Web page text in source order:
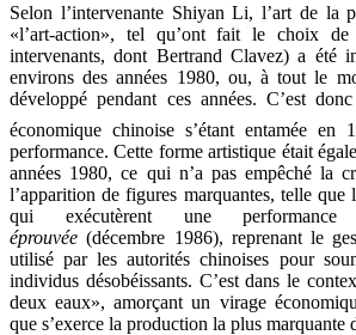
Selon l’intervenante Shiyan Li, l’art de la
«l’art-action», tel qu’ont fait le choix de
intervenants, dont Bertrand Clavez) a été
environs des années 1980, ou, à tout le
développé pendant ces années. C’est
économique chinoise s’étant entamée en
performance. Cette forme artistique était
années 1980, ce qui n’a pas empêché la
l’apparition de figures marquantes, telle
qui exécutèrent une
éprouvée (décembre 1986), reprenant le
utilisé par les autorités chinoises pour
individus désobéissants. C’est dans le
deux eaux», amorçant un virage
que s’exerce la production la plus marquante